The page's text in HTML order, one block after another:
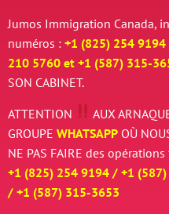
Jumos Immigration Canada,
numéros : +1 (825) 254
210 5760 et +1 (587) 315-
SON CABINET.
ATTENTION AUX
GROUPE WHATSAPP OÙ
NE PAS FAIRE des
+1 (825) 254 9194 / +1
/ +1 (587) 315-3653